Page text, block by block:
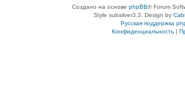
Создано на основе phpBB® Forum
Style subsilver3.3. Design by
Русская поддержка
Конфиденциальность|